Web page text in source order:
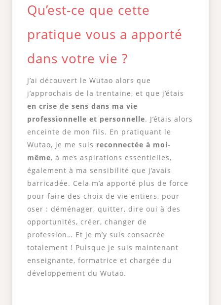
Qu’est-ce que cette
pratique vous a apporté
dans votre vie ?
J’ai découvert le Wutao alors que
j’approchais de la trentaine, et que j’étais
en crise de sens dans ma vie
professionnelle et personnelle. J’étais alors
enceinte de mon fils. En pratiquant le
Wutao, je me suis reconnectée à moi-
même, à mes aspirations essentielles,
également à ma sensibilité que j’avais
barricadée. Cela m’a apporté plus de force
pour faire des choix de vie entiers, pour
oser : déménager, quitter, dire oui à des
opportunités, créer, changer de
profession… Et je m’y suis consacrée
totalement ! Puisque je suis maintenant
enseignante, formatrice et chargée du
développement du Wutao.